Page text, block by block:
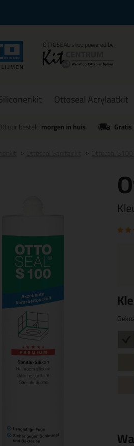
Ottoseal Acrylaatkit
uur besteldmorgen in huis Gratis